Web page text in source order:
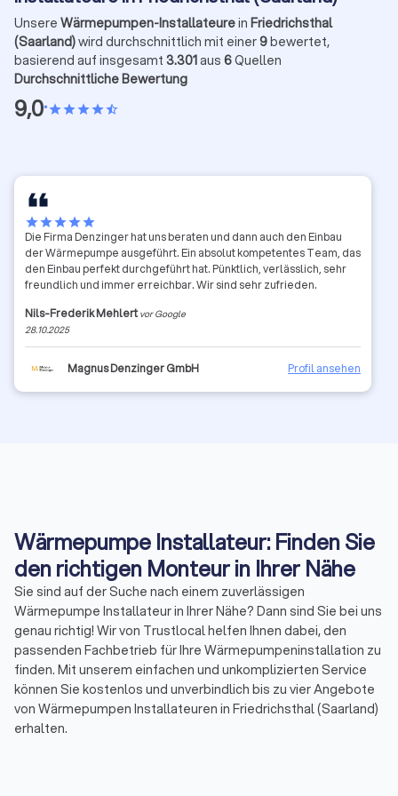
Unsere Wärmepumpen-Installateurein Friedrichsthal
(Saarland)wird durchschnittlich mit einer9bewertet,
basierend auf insgesamt 3.301aus 6Quellen
Durchschnittliche Bewertung
9,0•starstarstarstarstar_half
starstarstarstarstar
Die Firma Denzinger hat uns beraten und dann auch den Einbau
der Wärmepumpe ausgeführt. Ein absolut kompetentes Team, das
den Einbau perfekt durchgeführt hat. Pünktlich, verlässlich, sehr
freundlich und immer erreichbar. Wir sind sehr zufrieden.
Nils-Frederik Mehlert vor Google
28.10.2025
Magnus Denzinger GmbH Profil ansehen
Wärmepumpe Installateur: Finden Sie
den richtigen Monteur in Ihrer Nähe
Sie sind auf der Suche nach einem zuverlässigen
Wärmepumpe Installateur in Ihrer Nähe? Dann sind Sie bei uns
genau richtig! Wir von Trustlocal helfen Ihnen dabei, den
passenden Fachbetrieb für Ihre Wärmepumpeninstallation zu
finden. Mit unserem einfachen und unkomplizierten Service
können Sie kostenlos und unverbindlich bis zu vier Angebote
von Wärmepumpen Installateuren in Friedrichsthal (Saarland)
erhalten.